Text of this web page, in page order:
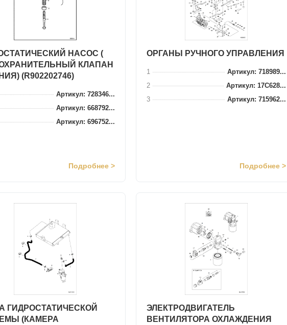
НАСОС (
КЛАПАН
(R902202746)
Артикул: 728346...
Артикул: 668792...
Артикул: 696752...
Подробнее >
ОРГАНЫ РУЧНОГО УПРАВЛЕНИЯ
1
Артикул: 718989...
2
Артикул: 17C628...
3
Артикул: 715962...
Подробнее >
ГИДРОСТАТИЧЕСКОЙ
(КАМЕРА
ЭЛЕКТРОДВИГАТЕЛЬ
ВЕНТИЛЯТОРА ОХЛАЖДЕНИЯ